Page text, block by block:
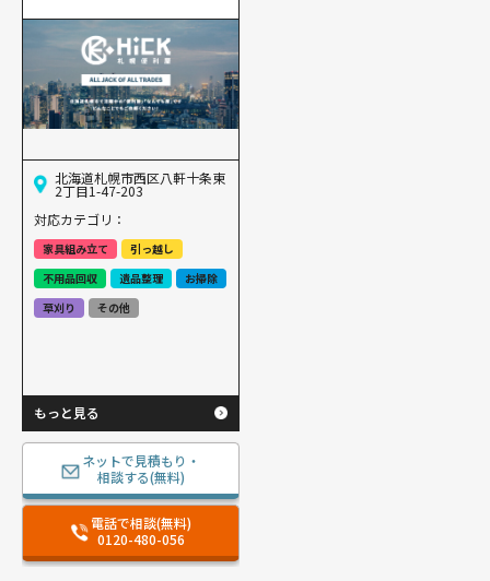
北海道札幌市西区八軒十条東
2丁目1-47-203
対応カテゴリ：
家具組み立て
引っ越し
不用品回収
遺品整理
お掃除
草刈り
その他
もっと見る
ネットで見積もり・
相談する(無料)
電話で相談(無料)
0120-480-056